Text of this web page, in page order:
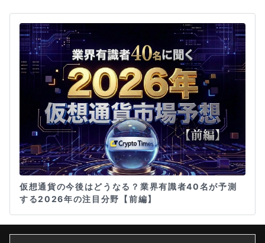
仮想通貨の今後はどうなる？業界有識者40名が予測
する2026年の注目分野【前編】